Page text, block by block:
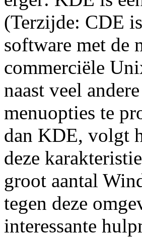
(Terzijde: CDE
software met de
commerciële
naast veel
menuopties te
dan KDE, volgt
deze
groot aantal
tegen deze
interessante